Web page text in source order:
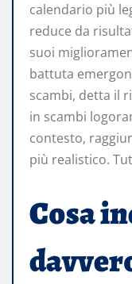
calendario più
reduce da
suoi
battuta
scambi, detta il
in scambi
contesto,
più realistico.
Cosa